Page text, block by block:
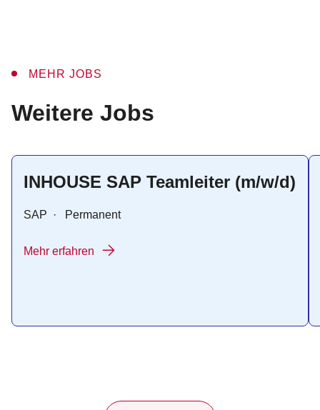
MEHR JOBS
:
Weitere Jobs
INHOUSE SAP Teamleiter (m/w/d)
SAP · Permanent
Mehr erfahren